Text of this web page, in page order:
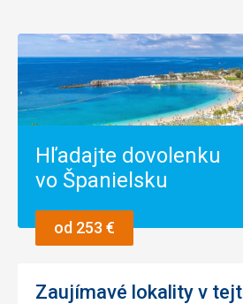
Cena
Hľadajte dovolenku
vo Španielsku
od 253 €
Zaujímavé lokality v